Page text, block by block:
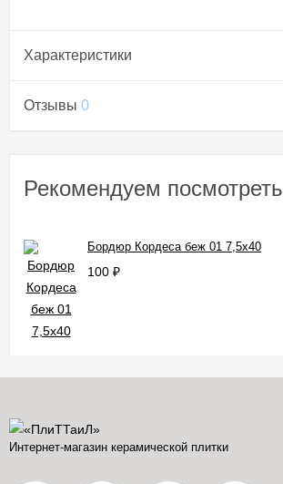
Характеристики
Отзывы 0
Рекомендуем посмотреть
Бордюр Кордеса беж 01 7,5x40
100 ₽
Интернет-магазин керамической плитки